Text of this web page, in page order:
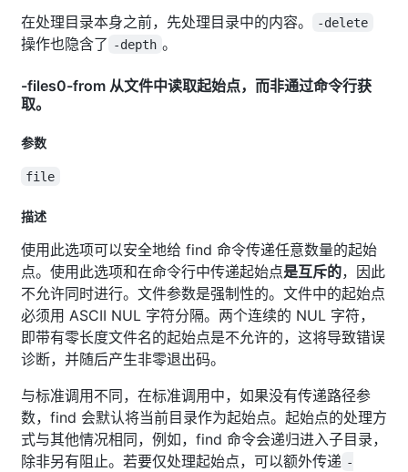
在处理目录本身之前，先处理目录中的内容。 -delete
操作也隐含了 -depth 。
-files0-from 从文件中读取起始点，而非通过命令行获
取。
参数
file
描述
使用此选项可以安全地给 find 命令传递任意数量的起始
点。使用此选项和在命令行中传递起始点是互斥的，因此
不允许同时进行。文件参数是强制性的。文件中的起始点
必须用 ASCII NUL 字符分隔。两个连续的 NUL 字符，
即带有零长度文件名的起始点是不允许的，这将导致错误
诊断，并随后产生非零退出码。
与标准调用不同，在标准调用中，如果没有传递路径参
数，find 会默认将当前目录作为起始点。起始点的处理方
式与其他情况相同，例如，find 命令会递归进入子目录，
除非另有阻止。若要仅处理起始点，可以额外传递 -